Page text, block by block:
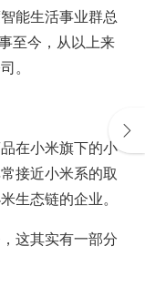
能生活事业群总
至今，从以上来
。
在小米旗下的小
接近小米系的取
生态链的企业。
这其实有一部分